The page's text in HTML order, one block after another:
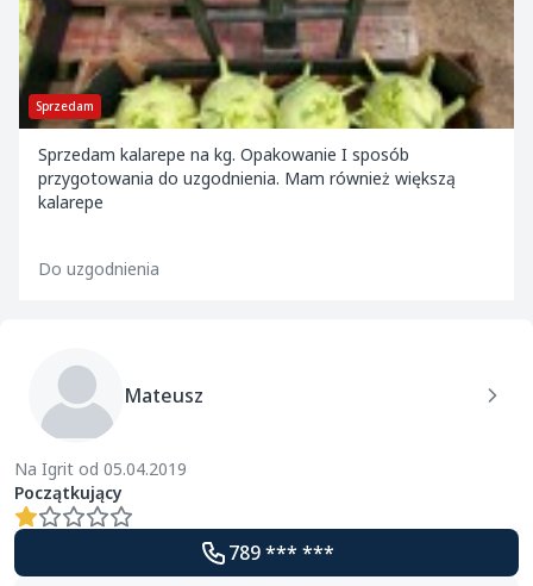
Sprzedam
Sprzedam kalarepe na kg. Opakowanie I sposób
przygotowania do uzgodnienia. Mam również większą
kalarepe
Do uzgodnienia
Mateusz
Na Igrit od 05.04.2019
Początkujący
789 *** ***